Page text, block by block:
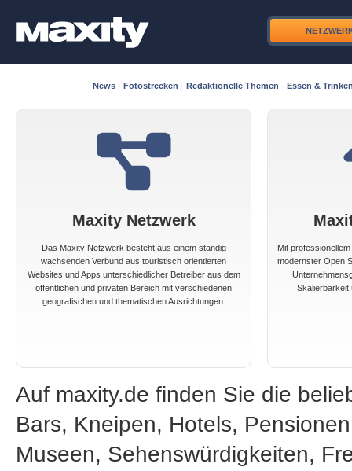
News · Fotostrecken · Redaktionelle Themen · Essen &
Maxity Netzwerk
Das Maxity Netzwerk besteht aus einem ständig
wachsenden Verbund aus touristisch orientierten
Websites und Apps unterschiedlicher Betreiber aus dem
öffentlichen und privaten Bereich mit verschiedenen
geografischen und thematischen Ausrichtungen.
Mit
modernster Open
Skalierbarkeit
Auf maxity.de finden Sie die
Bars, Kneipen, Hotels,
Museen, Sehenswürdigkeiten,